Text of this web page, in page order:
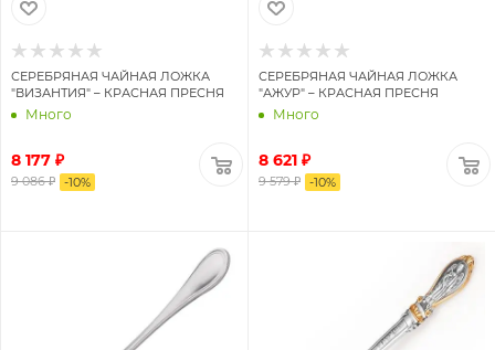
СЕРЕБРЯНАЯ ЧАЙНАЯ ЛОЖКА
"ВИЗАНТИЯ" – КРАСНАЯ ПРЕСНЯ
Много
8 177 ₽
9 086 ₽ -10%
СЕРЕБРЯНАЯ ЧАЙНАЯ ЛОЖКА
"АЖУР" – КРАСНАЯ ПРЕСНЯ
Много
8 621 ₽
9 579 ₽ -10%